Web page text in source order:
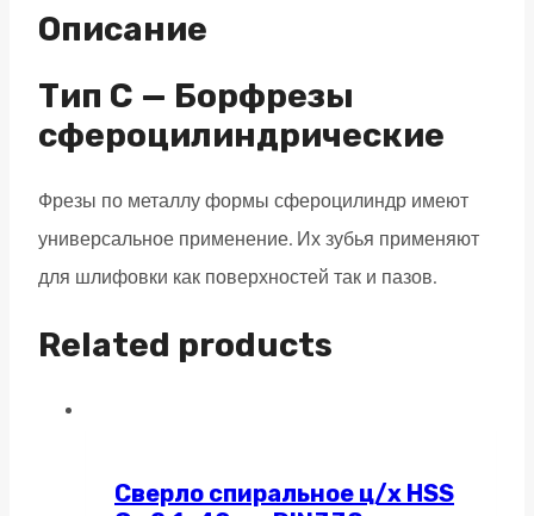
насечка,
глубокая
Описание
Тип C — Борфрезы
сфероцилиндрические
Фрезы по металлу формы сфероцилиндр имеют
универсальное применение. Их зубья применяют
для шлифовки как поверхностей так и пазов.
Related products
Сверло спиральное ц/х HSS